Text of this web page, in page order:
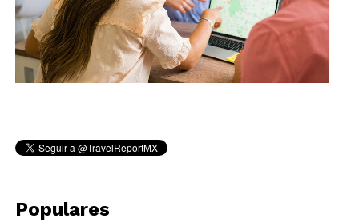
Populares